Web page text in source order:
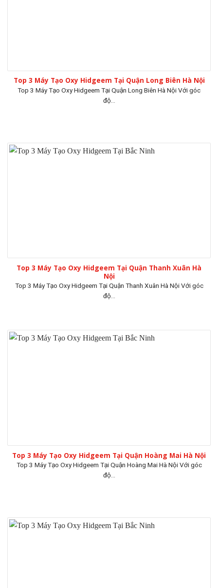
Top 3 Máy Tạo Oxy Hidgeem Tại Quận Long Biên Hà Nội
Top 3 Máy Tạo Oxy Hidgeem Tại Quận Long Biên Hà Nội Với góc
độ...
Top 3 Máy Tạo Oxy Hidgeem Tại Quận Thanh Xuân Hà
Nội
Top 3 Máy Tạo Oxy Hidgeem Tại Quận Thanh Xuân Hà Nội Với góc
độ...
Top 3 Máy Tạo Oxy Hidgeem Tại Quận Hoàng Mai Hà Nội
Top 3 Máy Tạo Oxy Hidgeem Tại Quận Hoàng Mai Hà Nội Với góc
độ...